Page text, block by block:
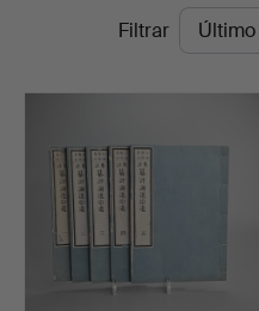
AuctionFiltrar